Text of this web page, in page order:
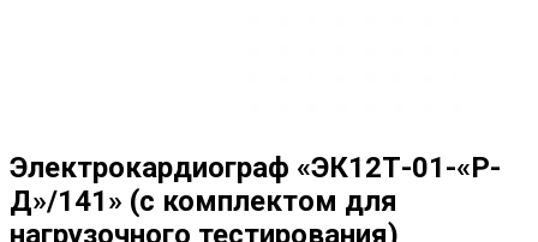
Электрокардиограф «ЭК12Т-01-«Р-
Д»/141» (с комплектом для
нагрузочного тестирования)